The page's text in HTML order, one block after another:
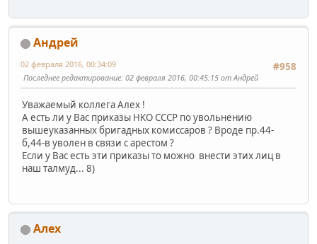
Андрей
#958
02 февраля 2016, 00:34:09
Последнее редактирование: 02 февраля 2016, 00:45:15 от Андрей
Уважаемый коллега Алех !
А есть ли у Вас приказы НКО СССР по увольнению
вышеуказанных бригадных комиссаров ? Вроде пр.44-
б,44-в уволен в связи с арестом ?
Если у Вас есть эти приказы то можно внести этих лиц в
наш талмуд... 8)
Алех